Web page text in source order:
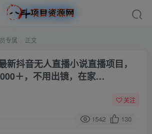
专属 正文
新抖音无人直播小说直播项目，
＋，不用出镜，在家…
关注
1542 130